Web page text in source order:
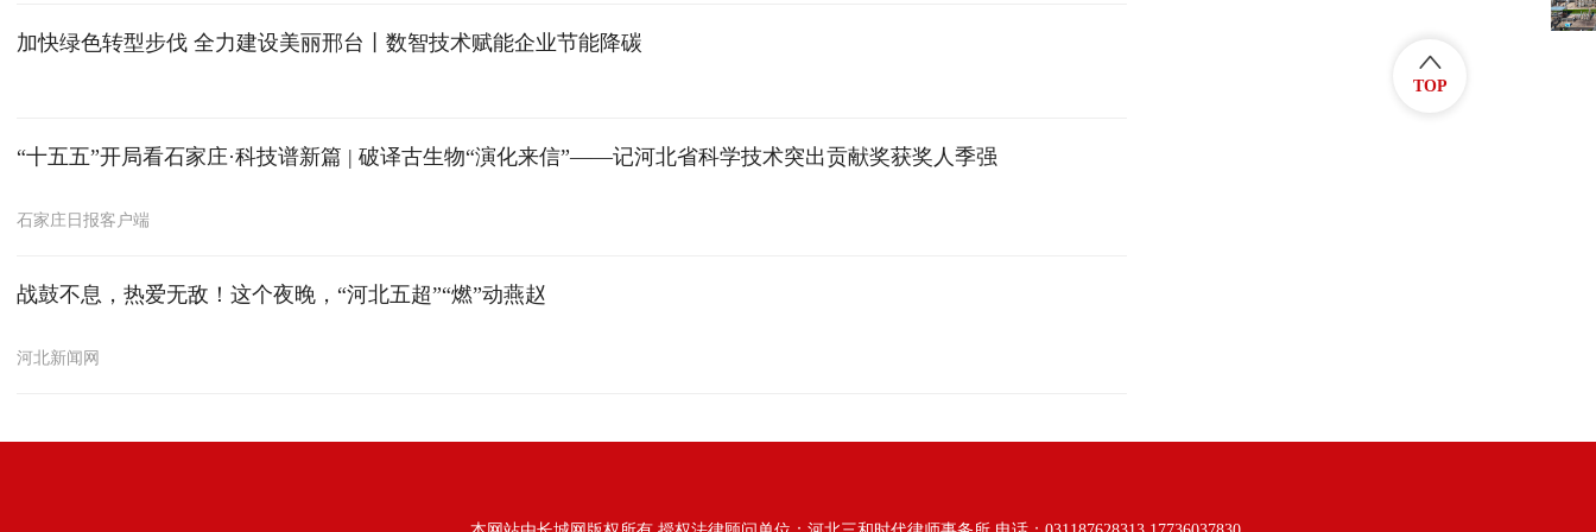
加快绿色转型步伐 全力建设美丽邢台丨数智技术赋能企业节能降碳
“十五五”开局看石家庄·科技谱新篇 | 破译古生物“演化来信”——记河北省科学技术突出贡献奖获奖人季强
石家庄日报客户端
​战鼓不息，热爱无敌！这个夜晚，“河北五超”“燃”动燕赵
河北新闻网
TOP